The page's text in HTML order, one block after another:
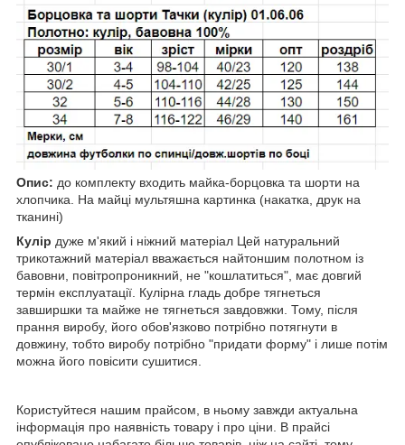
Опис: до комплекту входить майка-борцовка та шорти на
хлопчика. На майці мультяшна картинка (накатка, друк на
тканині)
Кулір дуже м'який і ніжний матеріал Цей натуральний
трикотажний матеріал вважається найтоншим полотном із
бавовни, повітропроникний, не "кошлатиться", має довгий
термін експлуатації. Кулірна гладь добре тягнеться
завширшки та майже не тягнеться завдовжки. Тому, після
прання виробу, його обов'язково потрібно потягнути в
довжину, тобто виробу потрібно "придати форму" і лише потім
можна його повісити сушитися.
Користуйтеся нашим прайсом, в ньому завжди актуальна
інформація про наявність товару і про ціни. В прайсі